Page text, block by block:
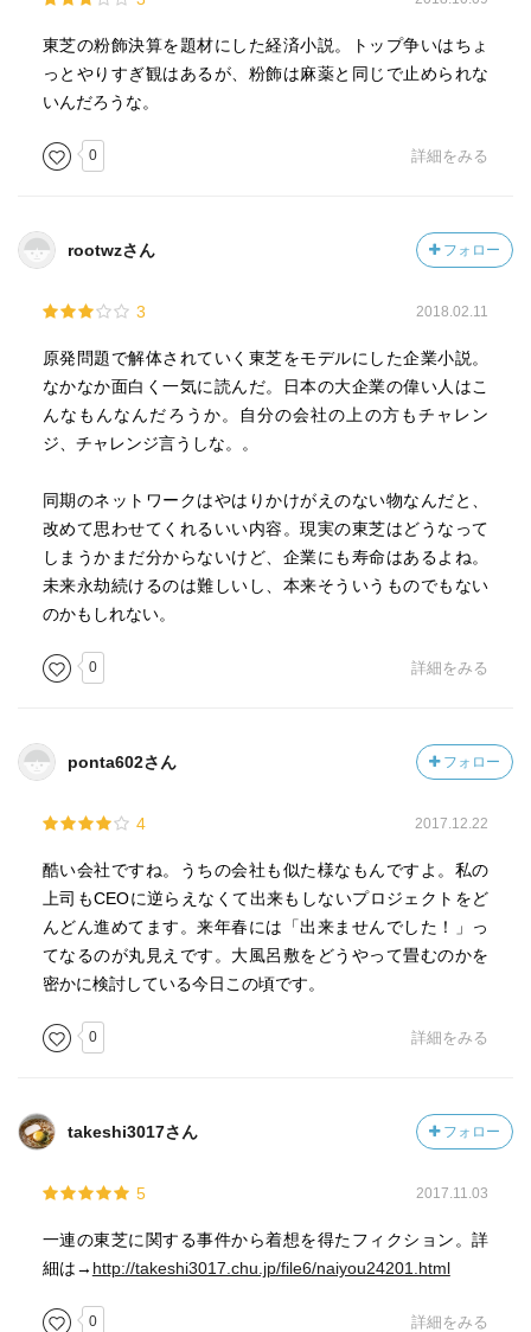
東芝の粉飾決算を題材にした経済小説。トップ争いはちょ
っとやりすぎ観はあるが、粉飾は麻薬と同じで止められな
いんだろうな。
0 詳細をみる
rootwzさん フォロー
3 2018.02.11
原発問題で解体されていく東芝をモデルにした企業小説。
なかなか面白く一気に読んだ。日本の大企業の偉い人はこ
んなもんなんだろうか。自分の会社の上の方もチャレン
ジ、チャレンジ言うしな。。
同期のネットワークはやはりかけがえのない物なんだと、
改めて思わせてくれるいい内容。現実の東芝はどうなって
しまうかまだ分からないけど、企業にも寿命はあるよね。
未来永劫続けるのは難しいし、本来そういうものでもない
のかもしれない。
0 詳細をみる
ponta602さん フォロー
4 2017.12.22
酷い会社ですね。うちの会社も似た様なもんですよ。私の
上司もCEOに逆らえなくて出来もしないプロジェクトをど
んどん進めてます。来年春には「出来ませんでした！」っ
てなるのが丸見えです。大風呂敷をどうやって畳むのかを
密かに検討している今日この頃です。
0 詳細をみる
takeshi3017さん フォロー
5 2017.11.03
一連の東芝に関する事件から着想を得たフィクション。詳
細は→ http://takeshi3017.chu.jp/file6/naiyou24201.html
0 詳細をみる